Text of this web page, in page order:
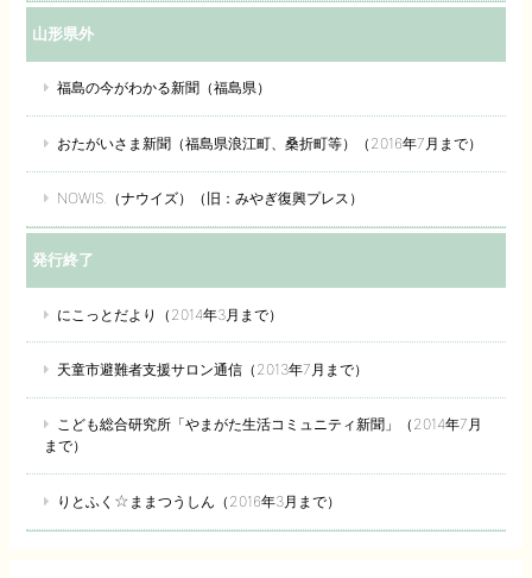
山形県外
福島の今がわかる新聞（福島県）
おたがいさま新聞（福島県浪江町、桑折町等）（2016年7月まで）
NOWIS.（ナウイズ）（旧：みやぎ復興プレス）
発行終了
にこっとだより（2014年3月まで）
天童市避難者支援サロン通信（2013年7月まで）
こども総合研究所「やまがた生活コミュニティ新聞」（2014年7月
まで）
りとふく☆ままつうしん（2016年3月まで）